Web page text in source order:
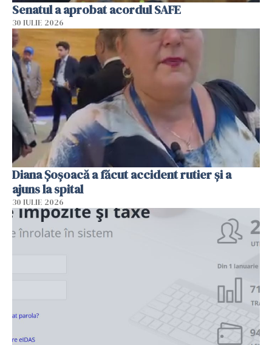
Senatul a aprobat acordul SAFE
30 IULIE 2026
Diana Șoșoacă a făcut accident rutier și a
ajuns la spital
30 IULIE 2026